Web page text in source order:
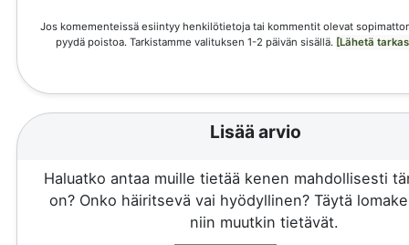
Jos komementeissä esiintyy henkilötietoja tai kommentit olevat
pyydä poistoa. Tarkistamme valituksen 1-2 päivän sisällä. [Lähetä
Lisää arvio
Haluatko antaa muille tietää kenen mahdollisesti
on? Onko häiritsevä vai hyödyllinen? Täytä
niin muutkin tietävät.